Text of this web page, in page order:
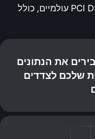
את הנתונים
שלכם לצדדים